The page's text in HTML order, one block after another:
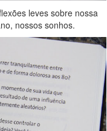
leves sobre nossa
nossos sonhos.